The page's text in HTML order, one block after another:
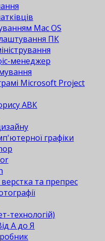
Mac OS
ПК
менеджер
Microsoft Project
АВК
графіки
та препрес
технологій)
А до Я